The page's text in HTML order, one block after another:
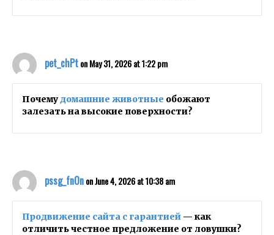
pet_chPton May 31, 2026 at 1:22 pm
Почемудомашние животные обожают
залезать на высокие поверхности?
pssg_fnOnon June 4, 2026 at 10:38 am
Продвижение сайта с гарантией — как
отличить честное предложение от ловушки?